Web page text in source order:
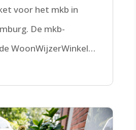
voor het mkb in
De mkb-
WoonWijzerWinkel
je klaar.